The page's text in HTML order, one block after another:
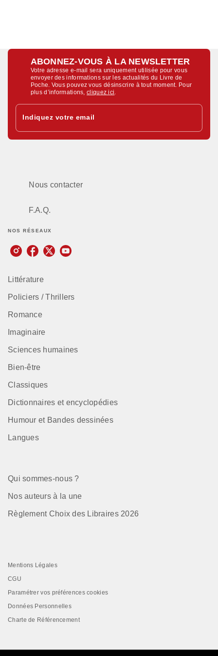
ABONNEZ-VOUS À LA NEWSLETTER
Votre adresse e-mail sera uniquement utilisée pour vous
envoyer des informations sur les actualités du Livre de
Poche. Vous pouvez vous désinscrire à tout moment. Pour
plus d’informations,cliquez ici
Indiquez votre email
Nous contacter
F.A.Q.
NOS RÉSEAUX
Littérature
Policiers / Thrillers
Romance
Imaginaire
Sciences humaines
Bien-être
Classiques
Dictionnaires et encyclopédies
Humour et Bandes dessinées
Langues
Qui sommes-nous ?
Nos auteurs à la une
Règlement Choix des Libraires 2026
Mentions Légales
CGU
Paramétrer vos préférences cookies
Données Personnelles
Charte de Référencement